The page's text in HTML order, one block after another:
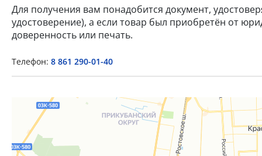
Для получения вам понадобится документ,
удостоверение), а если товар был приобретён от
доверенность или печать.
Телефон: 8 861 290-01-40